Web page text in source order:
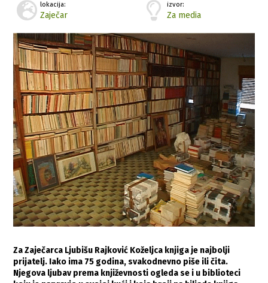
lokacija:
Zaječar
izvor:
Za media
Za Zaječarca Ljubišu Rajković Koželjca knjiga je najbolji
prijatelj. Iako ima 75 godina, svakodnevno piše ili čita.
Njegova ljubav prema književnosti ogleda se i u biblioteci